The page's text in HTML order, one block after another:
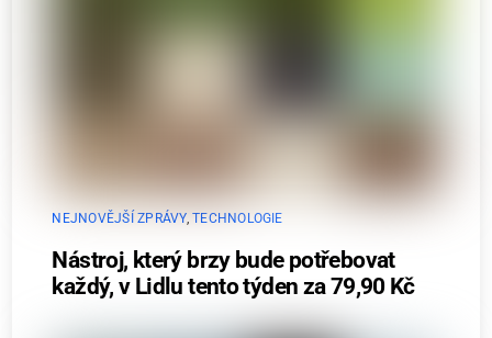
NEJNOVĚJŠÍ ZPRÁVY,TECHNOLOGIE
Nástroj, který brzy bude potřebovat
každý, v Lidlu tento týden za 79,90 Kč